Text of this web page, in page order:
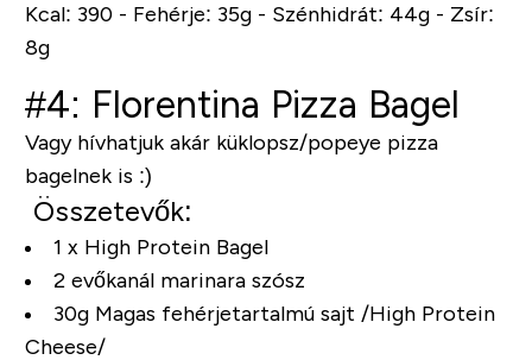
Kcal: 390 - Fehérje: 35g - Szénhidrát: 44g - Zsír:
8g
#4: Florentina Pizza Bagel
Vagy hívhatjuk akár küklopsz/popeye pizza
bagelnek is :)
Összetevők:
1 x High Protein Bagel
2 evőkanál marinara szósz
30g Magas fehérjetartalmú sajt /High Protein
Cheese/